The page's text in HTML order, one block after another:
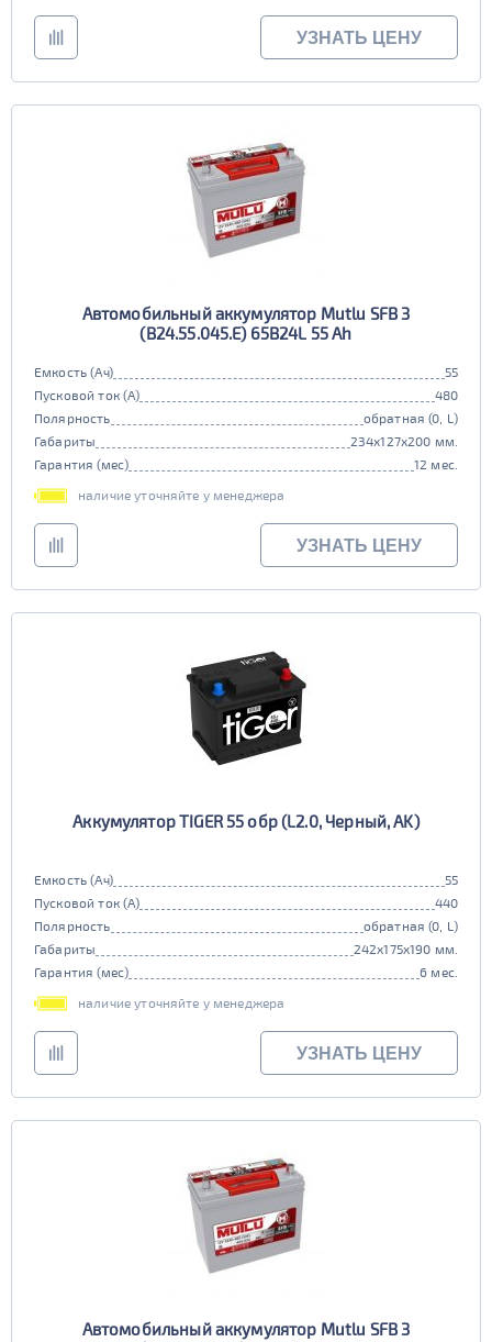
УЗНАТЬ ЦЕНУ
Автомобильный аккумулятор Mutlu SFB 3
(B24.55.045.E) 65B24L 55 Ah
Емкость (Ач)
55
Пусковой ток (А)
480
Полярность
обратная (0, L)
Габариты
234x127x200 мм.
Гарантия (мес)
12 мес.
наличие уточняйте у менеджера
УЗНАТЬ ЦЕНУ
Аккумулятор TIGER 55 обр (L2.0, Черный, AK)
Емкость (Ач)
55
Пусковой ток (А)
440
Полярность
обратная (0, L)
Габариты
242x175x190 мм.
Гарантия (мес)
6 мес.
наличие уточняйте у менеджера
УЗНАТЬ ЦЕНУ
Автомобильный аккумулятор Mutlu SFB 3